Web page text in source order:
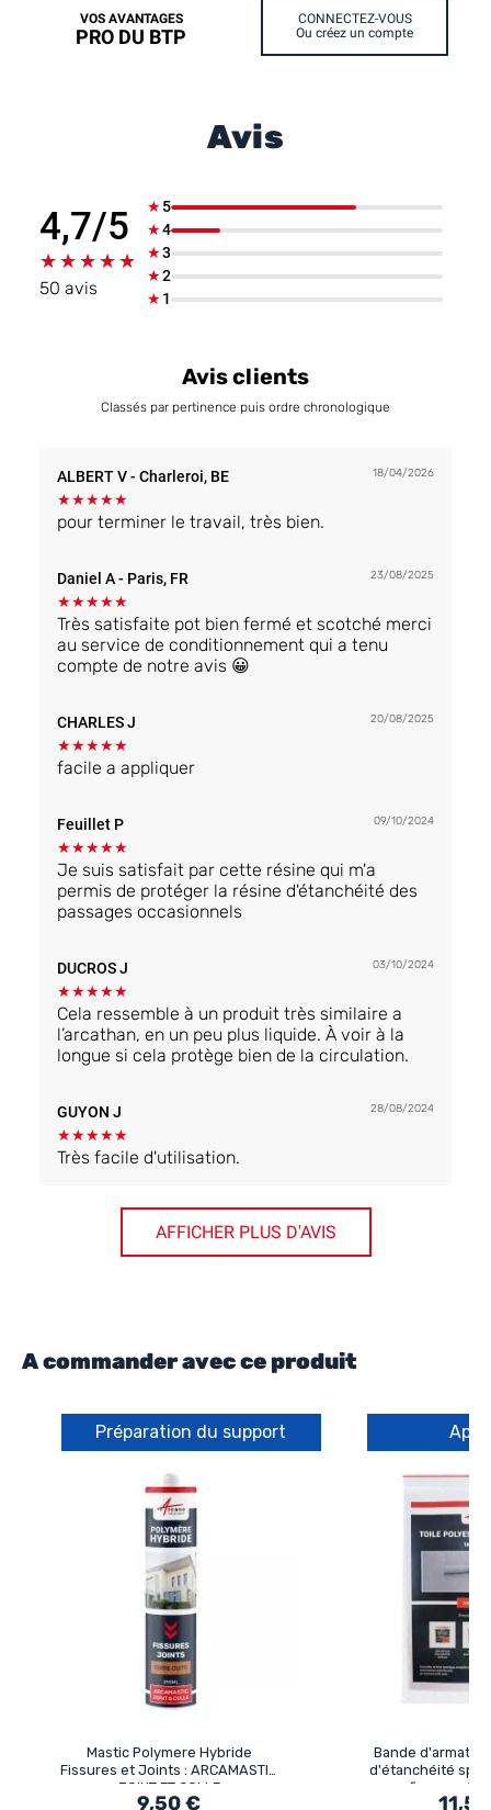
VOS AVANTAGES
PRO DU BTP
CONNECTEZ-VOUS
Ou créez un compte
Avis
4,7/5
★★★★★
★★★★★
50 avis
★5
★4
★3
★2
★1
Avis clients
Classés par pertinence puis ordre chronologique
ALBERT V- Charleroi, BE 18/04/2026
★★★★★
pour terminer le travail, très bien.
Daniel A- Paris, FR 23/08/2025
★★★★★
Très satisfaite pot bien fermé et scotché merci
au service de conditionnement qui a tenu
compte de notre avis 😀
CHARLES J 20/08/2025
★★★★★
facile a appliquer
Feuillet P 09/10/2024
★★★★★
Je suis satisfait par cette résine qui m'a
permis de protéger la résine d'étanchéité des
passages occasionnels
DUCROS J 03/10/2024
★★★★★
Cela ressemble à un produit très similaire a
l’arcathan, en un peu plus liquide. À voir à la
longue si cela protège bien de la circulation.
GUYON J 28/08/2024
★★★★★
Très facile d'utilisation.
AFFICHER PLUS D'AVIS
A commander avec ce produit
Préparation du support
Mastic Polymere Hybride
Fissures et Joints : ARCAMASTIC
JOINT ET COLLE
9,50 €
Bande
d'étanchéité
fissure :